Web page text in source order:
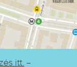
itt. –